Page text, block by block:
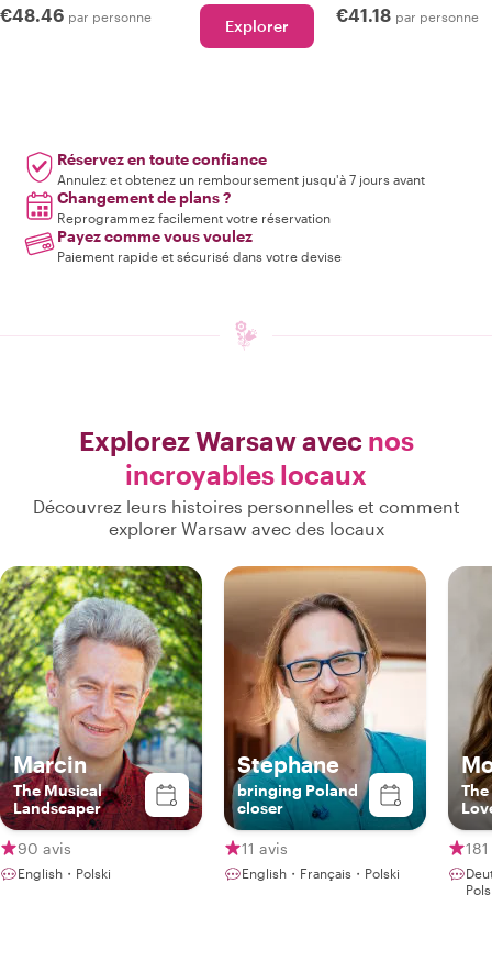
€48.46 par personne Explorer
€41.18 par personne
Réservez en toute confiance
Annulez et obtenez un remboursement jusqu'à 7 jours avant
Changement de plans ?
Reprogrammez facilement votre réservation
Payez comme vous voulez
Paiement rapide et sécurisé dans votre devise
Explorez Warsaw avec nos
incroyables locaux
Découvrez leurs histoires personnelles et comment
explorer Warsaw avec des locaux
Marcin
The Musical
Landscaper
90 avis
English・Polski
Stephane
bringing Poland
closer
11 avis
English・Français・Polski